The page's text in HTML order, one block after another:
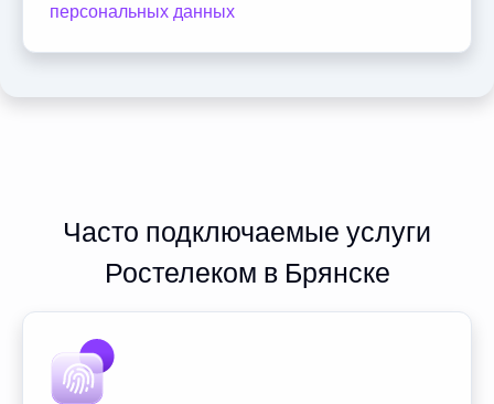
персональных данных
Часто подключаемые услуги
Ростелеком в Брянске